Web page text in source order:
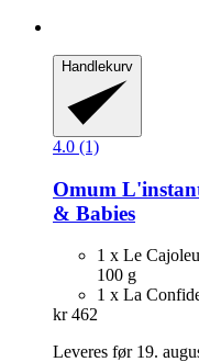
Handlekurv
4.0 (1)
Omum
& Babies
1 x Le
100 g
1 x La
kr 462
Leveres før 19.